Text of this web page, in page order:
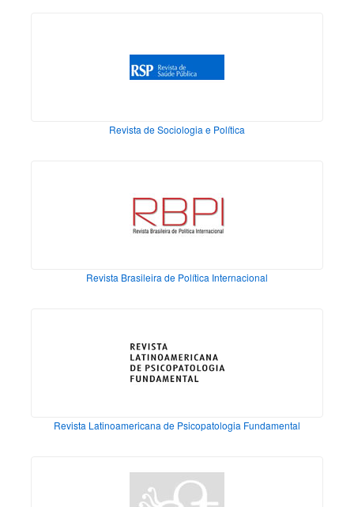
Revista de Sociologia e Política
Revista Brasileira de Política Internacional
Revista Latinoamericana de Psicopatologia Fundamental